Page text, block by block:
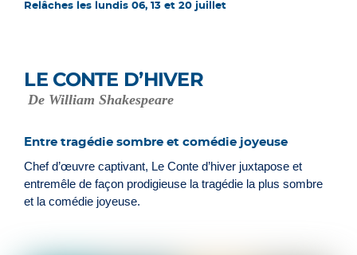
Relâches les lundis 06, 13 et 20 juillet
LE CONTE D’HIVER
De William Shakespeare
Entre tragédie sombre et comédie joyeuse
Chef d’œuvre captivant, Le Conte d’hiver juxtapose et
entremêle de façon prodigieuse la tragédie la plus sombre
et la comédie joyeuse.